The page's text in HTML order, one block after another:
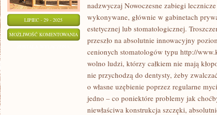
LIPIEC - 29 - 2025
MOŻLIWOŚĆ KOMENTOWANIA
KOSMETYCZNE
INTERES
nadzwyczaj Nowoczesne zabiegi
wykonywane, głównie w gabinetach
estetycznej lub stomatologicznej.
przeszło na absolutnie innowacyjny
cenionych stomatologów typu http://
wolno ludzi, którzy całkiem nie mają
nie przychodzą do dentysty, żeby
o własne uzębienie poprzez regularne
jedno – co poniektóre problemy jak
niewłaściwa konstrukcja szczęki,